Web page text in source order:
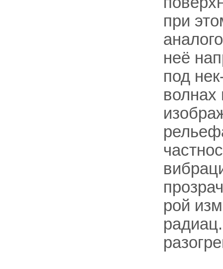
при
неё
под
волнах
рой